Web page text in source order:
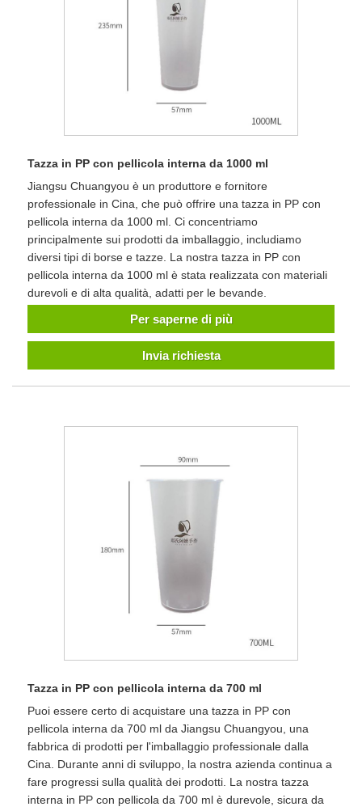
Tazza in PP con pellicola interna da 1000 ml
Jiangsu Chuangyou è un produttore e fornitore
professionale in Cina, che può offrire una tazza in PP con
pellicola interna da 1000 ml. Ci concentriamo
principalmente sui prodotti da imballaggio, includiamo
diversi tipi di borse e tazze. La nostra tazza in PP con
pellicola interna da 1000 ml è stata realizzata con materiali
durevoli e di alta qualità, adatti per le bevande.
Per saperne di più
Invia richiesta
Tazza in PP con pellicola interna da 700 ml
Puoi essere certo di acquistare una tazza in PP con
pellicola interna da 700 ml da Jiangsu Chuangyou, una
fabbrica di prodotti per l'imballaggio professionale dalla
Cina. Durante anni di sviluppo, la nostra azienda continua a
fare progressi sulla qualità dei prodotti. La nostra tazza
interna in PP con pellicola da 700 ml è durevole, sicura da